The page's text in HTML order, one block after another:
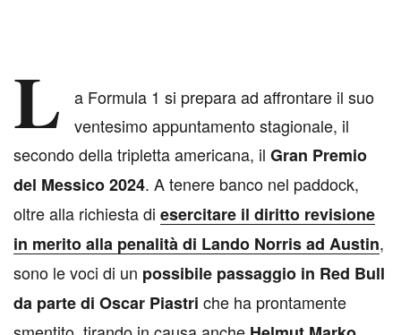
L
a Formula 1 si prepara ad affrontare il suo
ventesimo appuntamento stagionale, il
secondo della tripletta americana, il Gran Premio
del Messico 2024. A tenere banco nel paddock,
oltre alla richiesta di esercitare il diritto revisione
in merito alla penalità di Lando Norris ad Austin,
sono le voci di un possibile passaggio in Red Bull
da parte di Oscar Piastri che ha prontamente